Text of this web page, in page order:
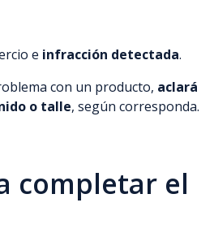
e infracción detectada.
con un producto, aclará
o talle, según corresponda.
completar el